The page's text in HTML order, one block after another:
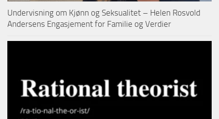
Undervisning om Kjønn og Seksualitet – Helen Rosvold
Andersens Engasjement for Familie og Verdier